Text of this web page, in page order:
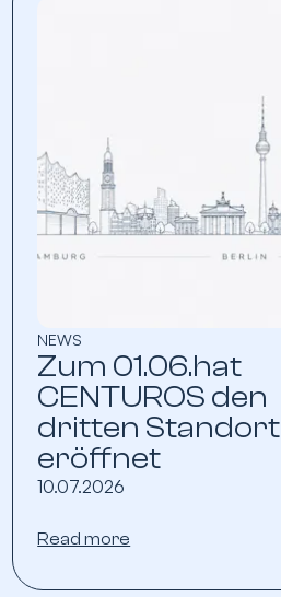
NEWS
Zum 01.06.hat
CENTUROS den
dritten Standort
eröffnet
10.07.2026
Read more